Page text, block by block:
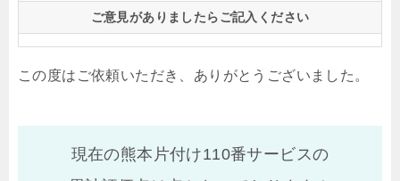
ご意見がありましたらご記入ください
この度はご依頼いただき、ありがとうございました。
現在の熊本片付け110番サービスの